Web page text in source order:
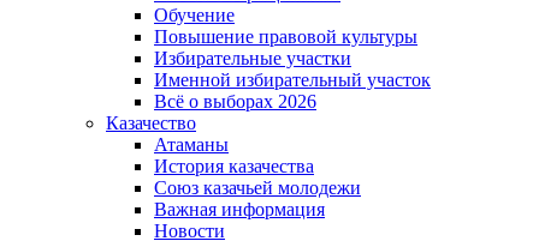
Обучение
Повышение правовой культуры
Избирательные участки
Именной избирательный участок
Всё о выборах 2026
Казачество
Атаманы
История казачества
Союз казачьей молодежи
Важная информация
Новости